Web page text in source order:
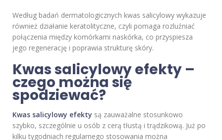
Według badań dermatologicznych kwas salicylowy wykazuje
również działanie keratolityczne, czyli pomaga rozluźniać
połączenia między komórkami naskórka, co przyspiesza
jego regenerację i poprawia strukturę skóry.
Kwas salicylowy efekty –
czego można się
spodziewać?
Kwas salicylowy efekty są zauważalne stosunkowo
szybko, szczególnie u osób z cerą tłustą i trądzikową. Już po
kilku tygodniach regularnego stosowania można